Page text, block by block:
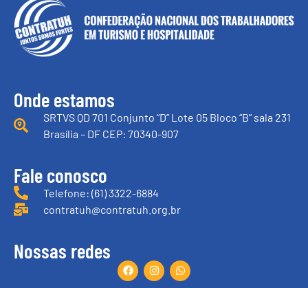
Onde estamos
SRTVS QD 701 Conjunto “D” Lote 05 Bloco “B” sala 231
Brasília – DF CEP: 70340-907
Fale conosco
Telefone: (61) 3322-6884
contratuh@contratuh.org.br
Nossas redes